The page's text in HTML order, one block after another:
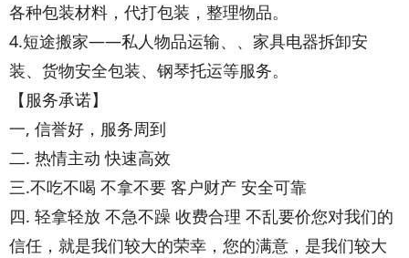
各种包装材料，代打包装，整理物品。
4.短途搬家——私人物品运输、、家具电器拆卸安
装、货物安全包装、钢琴托运等服务。
【服务承诺】
一, 信誉好，服务周到
二. 热情主动 快速高效
三.不吃不喝 不拿不要 客户财产 安全可靠
四. 轻拿轻放 不急不躁 收费合理 不乱要价您对我们的
信任，就是我们较大的荣幸，您的满意，是我们较大